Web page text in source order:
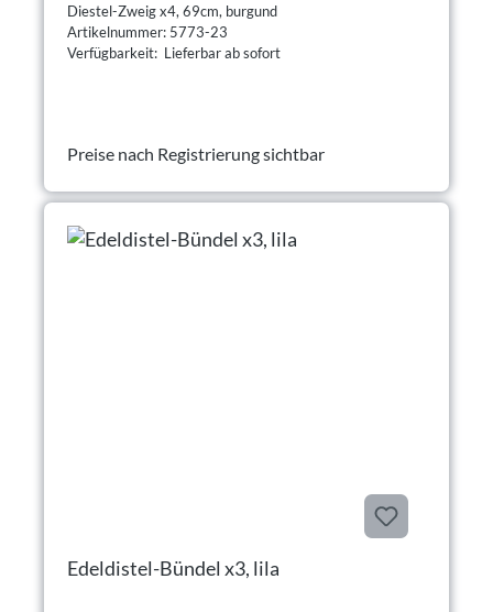
Diestel-Zweig x4, 69cm, burgund
Artikelnummer: 5773-23
Verfügbarkeit: Lieferbar ab sofort
Preise nach Registrierung sichtbar
Edeldistel-Bündel x3, lila